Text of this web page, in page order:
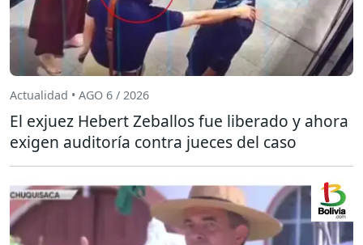
Actualidad • AGO 6 / 2026
El exjuez Hebert Zeballos fue liberado y ahora
exigen auditoría contra jueces del caso